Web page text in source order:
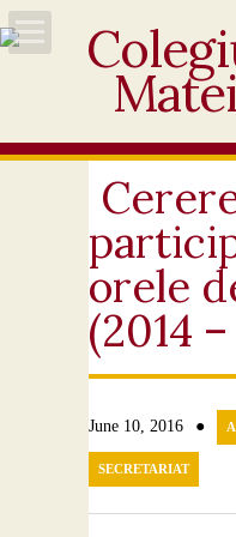
Acasă
Noutăți
Personal
Elevi
Ofertă
orele
(2014
June 10, 2016 ●
SECRETARIAT